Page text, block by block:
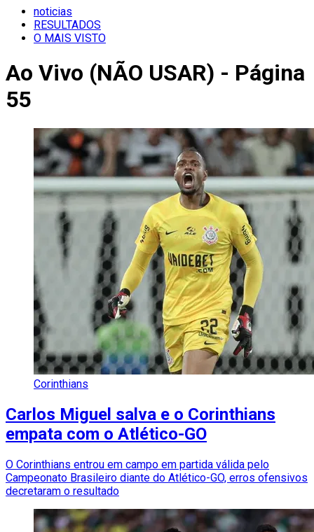
noticias
RESULTADOS
O MAIS VISTO
Ao Vivo (NÃO USAR) - Página
55
Corinthians
Carlos Miguel salva e o Corinthians
empata com o Atlético-GO
O Corinthians entrou em campo em partida válida pelo
Campeonato Brasileiro diante do Atlético-GO, erros ofensivos
decretaram o resultado